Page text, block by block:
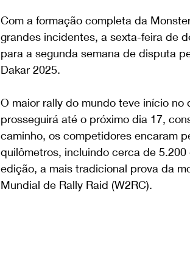
Com a formação completa da
grandes incidentes, a sexta-feira de
para a segunda semana de disputa
Dakar 2025.
O maior rally do mundo teve início
prosseguirá até o próximo dia 17,
caminho, os competidores encaram
quilômetros, incluindo cerca de
edição, a mais tradicional prova da
Mundial de Rally Raid (W2RC).